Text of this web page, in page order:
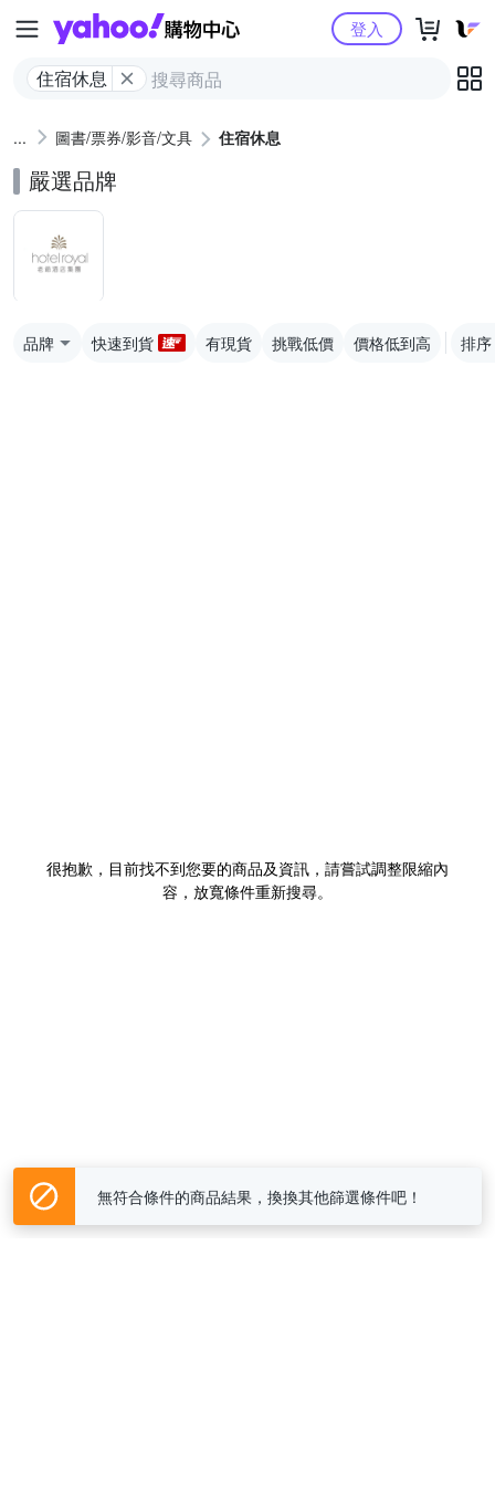
Yahoo購物中心
住宿休息
登入
圖書/票券/影音/文具 住宿休息
嚴選品牌
品牌 快速到貨 有現貨 挑戰低價 價格低到高 排序
很抱歉，目前找不到您要的商品及資訊，請嘗試調整限縮內
容，放寬條件重新搜尋。
無符合條件的商品結果，換換其他篩選條件吧！